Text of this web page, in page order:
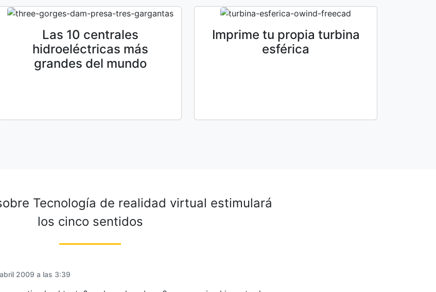
Las 10 centrales
hidroeléctricas más
grandes del mundo
Imprime tu propia turbina
esférica
Tecnología de realidad virtual estimulará
los cinco sentidos
2009 a las 3:39